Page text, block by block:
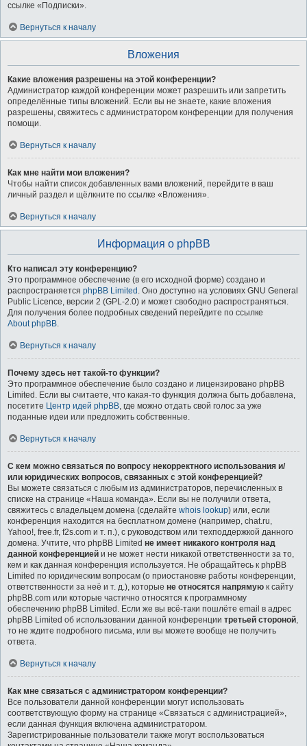
ссылке «Подписки».
Вернуться к началу
Вложения
Какие вложения разрешены на этой конференции?
Администратор каждой конференции может разрешить или запретить
определённые типы вложений. Если вы не знаете, какие вложения
разрешены, свяжитесь с администратором конференции для получения
помощи.
Вернуться к началу
Как мне найти мои вложения?
Чтобы найти список добавленных вами вложений, перейдите в ваш
личный раздел и щёлкните по ссылке «Вложения».
Вернуться к началу
Информация о phpBB
Кто написал эту конференцию?
Это программное обеспечение (в его исходной форме) создано и
распространяется phpBB Limited . Оно доступно на условиях GNU General
Public Licence, версии 2 (GPL-2.0) и может свободно распространяться.
Для получения более подробных сведений перейдите по ссылке
About phpBB.
Вернуться к началу
Почему здесь нет такой-то функции?
Это программное обеспечение было создано и лицензировано phpBB
Limited. Если вы считаете, что какая-то функция должна быть добавлена,
посетите Центр идей phpBB, где можно отдать свой голос за уже
поданные идеи или предложить собственные.
Вернуться к началу
С кем можно связаться по вопросу некорректного использования и/
или юридических вопросов, связанных с этой конференцией?
Вы можете связаться с любым из администраторов, перечисленных в
списке на странице «Наша команда». Если вы не получили ответа,
свяжитесь с владельцем домена (сделайте whois lookup) или, если
конференция находится на бесплатном домене (например, chat.ru,
Yahoo!, free.fr, f2s.com и т. п.), с руководством или техподдержкой данного
домена. Учтите, что phpBB Limited не имеет никакого контроля над
данной конференцией и не может нести никакой ответственности за то,
кем и как данная конференция используется. Не обращайтесь к phpBB
Limited по юридическим вопросам (о приостановке работы конференции,
ответственности за неё и т. д.), которые не относятся напрямую к сайту
phpBB.com или которые частично относятся к программному
обеспечению phpBB Limited. Если же вы всё-таки пошлёте email в адрес
phpBB Limited об использовании данной конференции третьей стороной,
то не ждите подробного письма, или вы можете вообще не получить
ответа.
Вернуться к началу
Как мне связаться с администратором конференции?
Все пользователи данной конференции могут использовать
соответствующую форму на странице «Связаться с администрацией»,
если данная функция включена администратором.
Зарегистрированные пользователи также могут воспользоваться